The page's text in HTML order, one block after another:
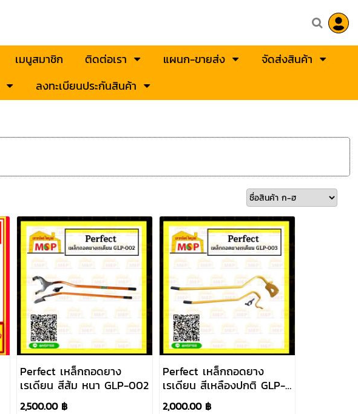
เมนูสมาชิก ติดต่อเรา แผนก-ขายส่ง
จัดส่งสินค้า
ลงทะเบียนประกันสินค้า
Perfect เหล็กถอดยาง
เรเดียน สีส้ม หนา GLP-002
2,500.00 ฿
Perfect เหล็กถอดยาง
เรเดียน สีเหลืองปกติ GLP-
003
2,000.00 ฿